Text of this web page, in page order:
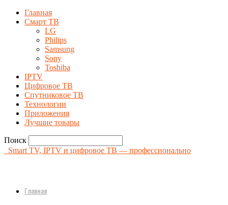
Главная
Смарт ТВ
LG
Philips
Samsung
Sony
Toshiba
IPTV
Цифровое ТВ
Спутниковое ТВ
Технологии
Приложения
Лучшие товары
Поиск
Smart TV, IPTV и цифровое ТВ — профессионально
Главная